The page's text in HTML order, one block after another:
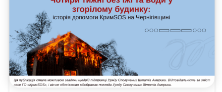
Пошук за запитом: